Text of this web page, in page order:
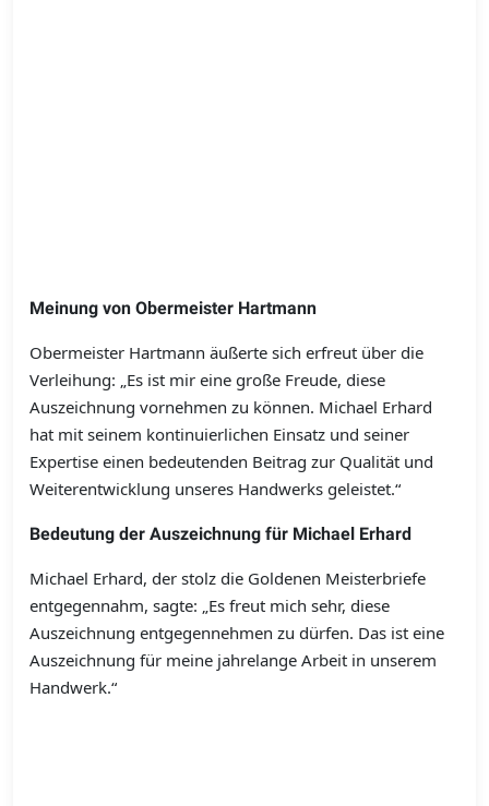
Meinung von Obermeister Hartmann
Obermeister Hartmann äußerte sich erfreut über die
Verleihung: „Es ist mir eine große Freude, diese
Auszeichnung vornehmen zu können. Michael Erhard
hat mit seinem kontinuierlichen Einsatz und seiner
Expertise einen bedeutenden Beitrag zur Qualität und
Weiterentwicklung unseres Handwerks geleistet.“
Bedeutung der Auszeichnung für Michael Erhard
Michael Erhard, der stolz die Goldenen Meisterbriefe
entgegennahm, sagte: „Es freut mich sehr, diese
Auszeichnung entgegennehmen zu dürfen. Das ist eine
Auszeichnung für meine jahrelange Arbeit in unserem
Handwerk.“